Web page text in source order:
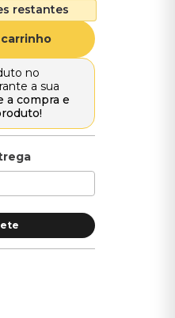
restantes
no
a sua
a compra e